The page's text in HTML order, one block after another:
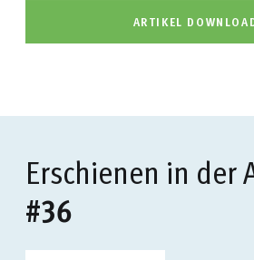
ARTIKEL
Erschienen in der
#36